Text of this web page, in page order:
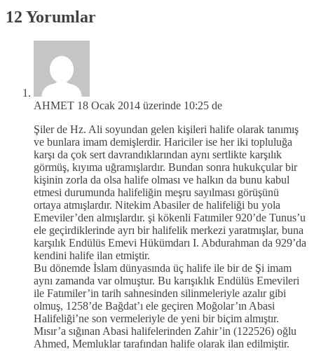
12 Yorumlar
AHMET 18 Ocak 2014 üzerinde 10:25 de
Şiler de Hz. Ali soyundan gelen kişileri halife olarak tanımış
ve bunlara imam demişlerdir. Hariciler ise her iki topluluğa
karşı da çok sert davrandıklarından aynı sertlikte karşılık
görmüş, kıyıma uğramışlardır. Bundan sonra hukukçular bir
kişinin zorla da olsa halife olması ve halkın da bunu kabul
etmesi durumunda halifeliğin meşru sayılması görüşünü
ortaya atmışlardır. Nitekim Abasiler de halifeliği bu yola
Emeviler’den almışlardır. şi kökenli Fatımiler 920’de Tunus’u
ele geçirdiklerinde ayrı bir halifelik merkezi yaratmışlar, buna
karşılık Endülüs Emevi Hükümdarı I. Abdurahman da 929’da
kendini halife ilan etmiştir.
Bu dönemde İslam dünyasında üç halife ile bir de Şi imam
aynı zamanda var olmuştur. Bu karışıklık Endülüs Emevileri
ile Fatımiler’in tarih sahnesinden silinmeleriyle azalır gibi
olmuş, 1258’de Bağdat’ı ele geçiren Moğolar’ın Abasi
Halifeliği’ne son vermeleriyle de yeni bir biçim almıştır.
Mısır’a sığınan Abasi halifelerinden Zahir’in (122526) oğlu
Ahmed, Memluklar tarafından halife olarak ilan edilmiştir.